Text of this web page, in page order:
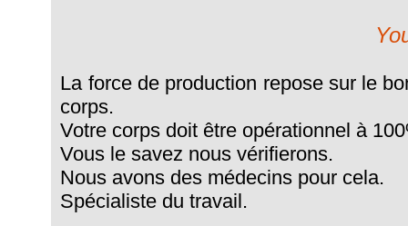
La force de production repose sur le
corps.
Votre corps doit être opérationnel à
Vous le savez nous vérifierons.
Nous avons des médecins pour cela.
Spécialiste du travail.